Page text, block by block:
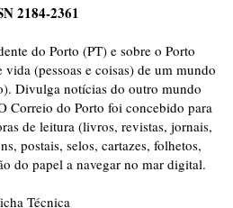
2184-2361
do Porto (PT) e sobre o Porto
(pessoas e coisas) de um mundo
Divulga notícias do outro mundo
Correio do Porto foi concebido para
de leitura (livros, revistas, jornais,
postais, selos, cartazes, folhetos,
do papel a navegar no mar digital.
Técnica